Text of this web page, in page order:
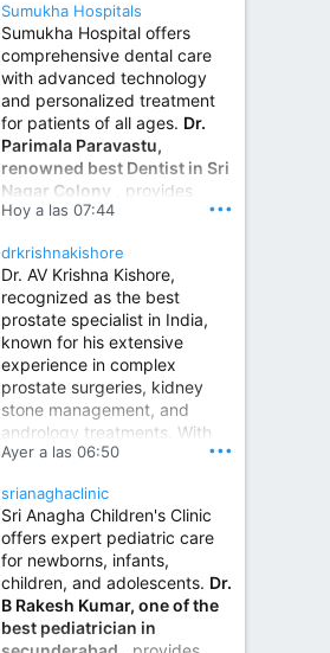
Sumukha Hospitals
Sumukha Hospital offers
comprehensive dental care
with advanced technology
and personalized treatment
for patients of all ages. Dr.
Parimala Paravastu,
renowned best Dentist in Sri
Nagar Colony , provides
expert care for tooth pain,
treatment, dental implants,
smile designing, cosmetic
dentistry.
Sumukha Hospital | Ear, Nose & Throat, Dental & Maxillofacial Surgery Center
www.sumukhahospitals.co
m
Hoy a las 07:44 •••
drkrishnakishore
Dr. AV Krishna Kishore,
recognized as the best
prostate specialist in India,
known for his extensive
experience in complex
prostate surgeries, kidney
stone management, and
andrology treatments. With
years of surgical practice and
invasive and robotic
techniques.
Best Urologist in Vijayawada | Urology Specialist in Vijayawada
Dr. A. V. Krishna Kishore,
the Best Urologist...
Ayer a las 06:50 •••
srianaghaclinic
Sri Anagha Children's Clinic
offers expert pediatric care
for newborns, infants,
children, and adolescents. Dr.
B Rakesh Kumar, one of the
best pediatrician in